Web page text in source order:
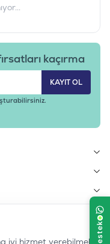
kaçırma
KAYIT OL
iyi hizmet verebilmek